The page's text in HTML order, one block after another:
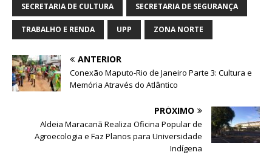
SECRETARIA DE CULTURA SECRETARIA DE SEGURANÇA
TRABALHO E RENDA UPP ZONA NORTE
ANTERIOR
Conexão Maputo-Rio de Janeiro Parte 3: Cultura e
Memória Através do Atlântico
PRÓXIMO
Aldeia Maracanã Realiza Oficina Popular de
Agroecologia e Faz Planos para Universidade
Indígena